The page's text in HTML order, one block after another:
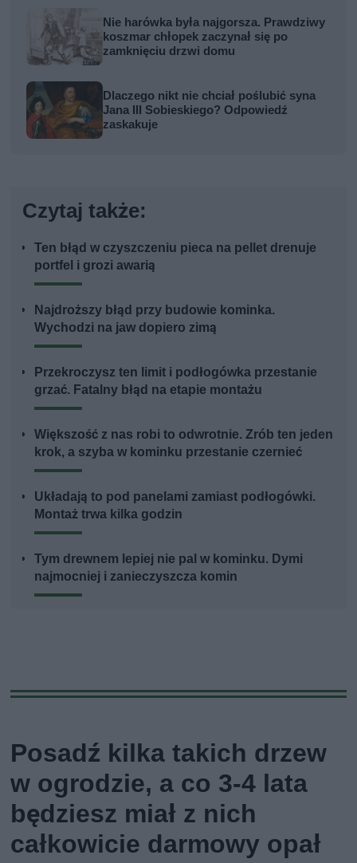
Nie harówka była najgorsza. Prawdziwy
koszmar chłopek zaczynał się po
zamknięciu drzwi domu
Dlaczego nikt nie chciał poślubić syna
Jana III Sobieskiego? Odpowiedź
zaskakuje
Czytaj także:
Ten błąd w czyszczeniu pieca na pellet drenuje
portfel i grozi awarią
Najdroższy błąd przy budowie kominka.
Wychodzi na jaw dopiero zimą
Przekroczysz ten limit i podłogówka przestanie
grzać. Fatalny błąd na etapie montażu
Większość z nas robi to odwrotnie. Zrób ten jeden
krok, a szyba w kominku przestanie czernieć
Układają to pod panelami zamiast podłogówki.
Montaż trwa kilka godzin
Tym drewnem lepiej nie pal w kominku. Dymi
najmocniej i zanieczyszcza komin
Posadź kilka takich drzew
w ogrodzie, a co 3-4 lata
będziesz miał z nich
całkowicie darmowy opał